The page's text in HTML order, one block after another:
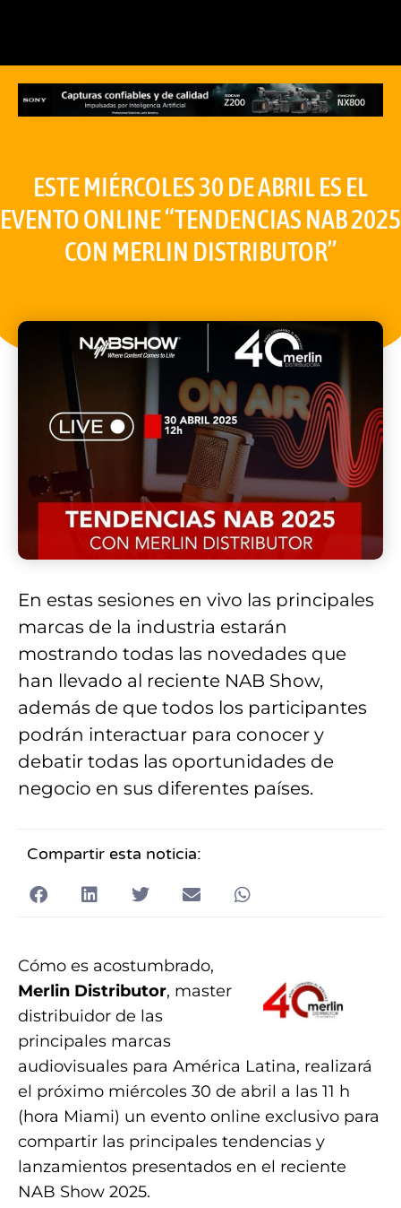
ESTE MIÉRCOLES 30 DE ABRIL ES EL
EVENTO ONLINE “TENDENCIAS NAB 2025
CON MERLIN DISTRIBUTOR”
En estas sesiones en vivo las principales
marcas de la industria estarán
mostrando todas las novedades que
han llevado al reciente NAB Show,
además de que todos los participantes
podrán interactuar para conocer y
debatir todas las oportunidades de
negocio en sus diferentes países.
Compartir esta noticia:
Cómo es acostumbrado,
Merlin Distributor, master
distribuidor de las
principales marcas
audiovisuales para América Latina, realizará
el próximo miércoles 30 de abril a las 11 h
(hora Miami) un evento online exclusivo para
compartir las principales tendencias y
lanzamientos presentados en el reciente
NAB Show 2025.